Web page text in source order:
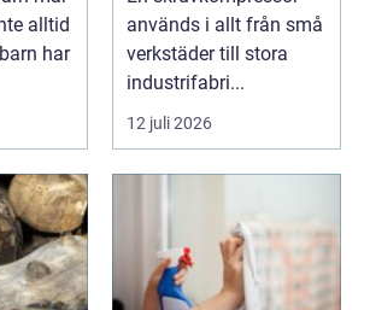
alltid
har
används i allt från små
verkstäder till stora
industrifabri...
12 juli 2026